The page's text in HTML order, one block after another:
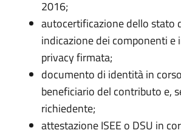
2016;
autocertificazione dello stato
indicazione dei componenti
privacy firmata;
documento di identità in
beneficiario del contributo e,
richiedente;
attestazione ISEE o DSU in